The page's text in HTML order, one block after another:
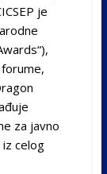
je
za javno
celog